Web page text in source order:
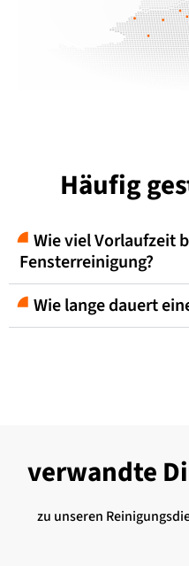
Häufig
Wie viel Vorlaufzeit
Fensterreinigung?
Wie lange dauert
verwandte
zu unseren